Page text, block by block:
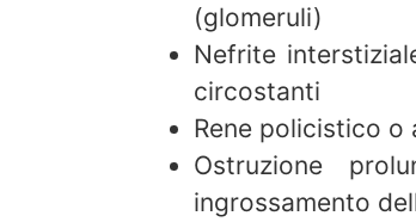
(glomeruli)
Nefrite
circostanti
Rene policistico o
Ostruzione
ingrossamento